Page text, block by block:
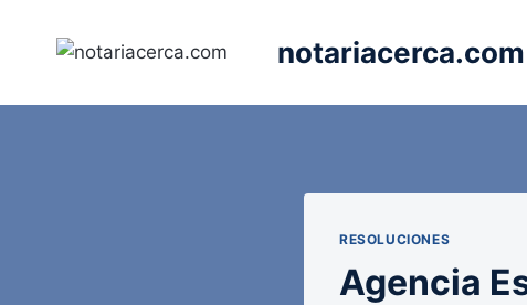
notariacerca.com
RESOLUCIONES
Agencia